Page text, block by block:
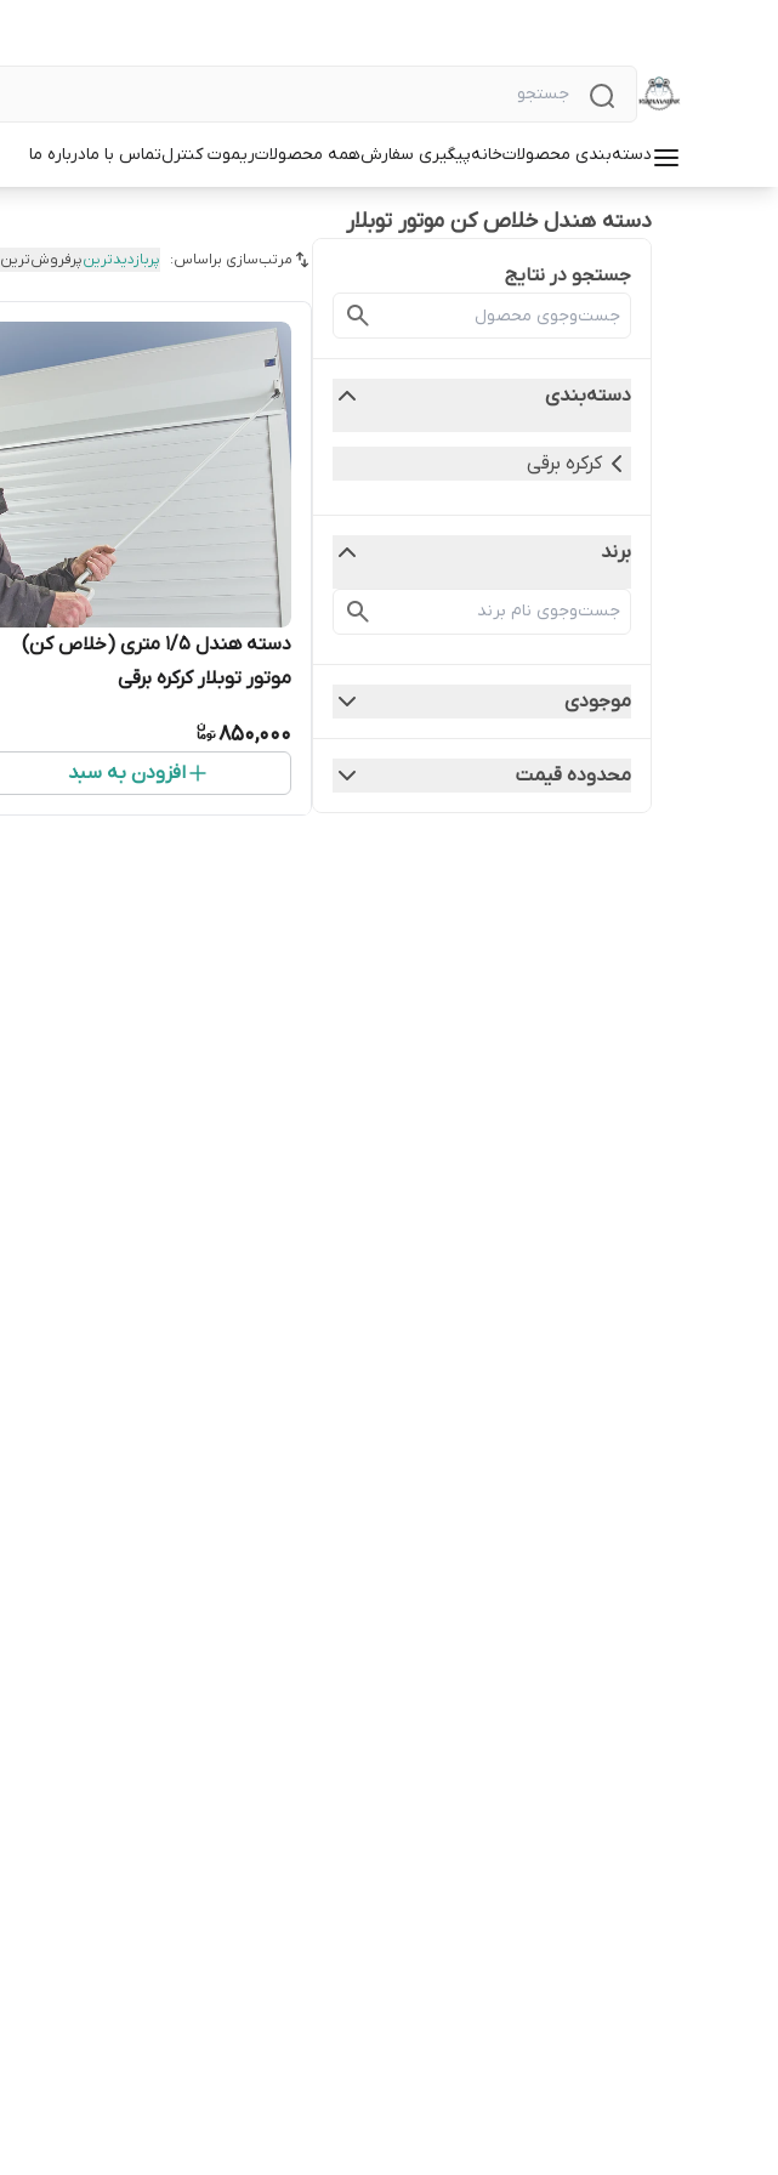
دسته‌بندی محصولاتخانهپیگیری سفارشهمه محصولاتریموت کنترلتماس با مادرباره ما
دسته هندل خلاص کن موتور توبلار
جستجو در نتایج
دسته‌بندی
کرکره برقی
برند
موجودی
محدوده قیمت
مرتب‌سازی براساس: پربازدیدترینپرفروش‌ترین
دسته هندل 1/5 متری (خلاص کن)
موتور توبلار کرکره برقی
850,000
افزودن به سبد